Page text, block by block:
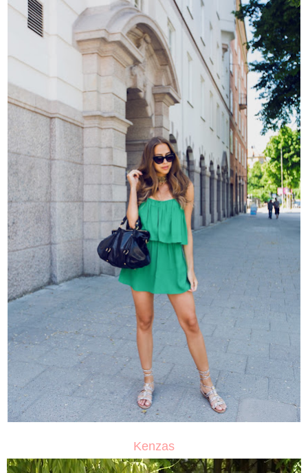
Kenzas